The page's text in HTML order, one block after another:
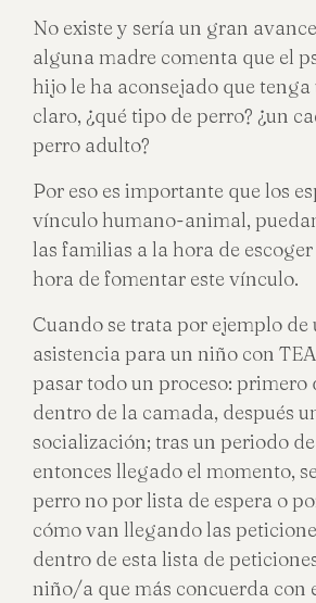
No existe y sería un gran
alguna madre comenta que el
hijo le ha aconsejado que
claro, ¿qué tipo de perro? ¿un
perro adulto?
Por eso es importante que los
vínculo humano-animal,
las familias a la hora de
hora de fomentar este vínculo.
Cuando se trata por ejemplo de
asistencia para un niño con
pasar todo un proceso: primero
dentro de la camada, después
socialización; tras un periodo
entonces llegado el momento,
perro no por lista de espera o
cómo van llegando las
dentro de esta lista de
niño/a que más concuerda con